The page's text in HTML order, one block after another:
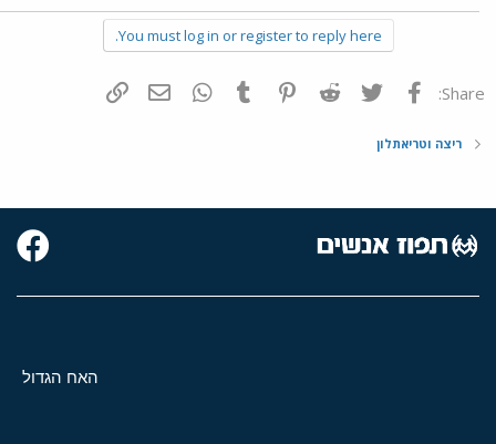
You must log in or register to reply here.
Share: פייסבוק Twitter
Reddit
Pinterest
Tumblr
WhatsAppדואר אלקטרוני
ריצה וטריאתלון
האח הגדול